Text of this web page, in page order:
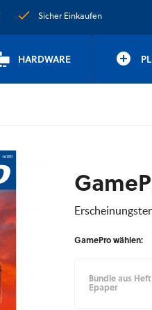
Sicher Einkaufen
HARDWARE
GamePro wählen:
Bundle aus
Epaper